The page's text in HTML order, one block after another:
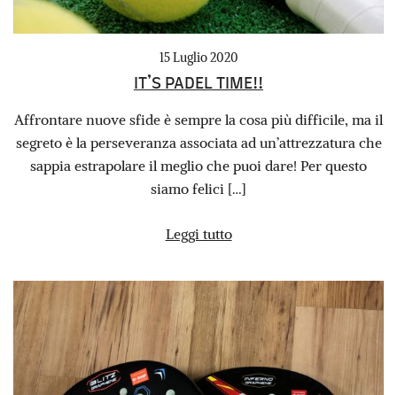
15 Luglio 2020
IT’S PADEL TIME!!
Affrontare nuove sfide è sempre la cosa più difficile, ma il
segreto è la perseveranza associata ad un’attrezzatura che
sappia estrapolare il meglio che puoi dare! Per questo
siamo felici […]
Leggi tutto